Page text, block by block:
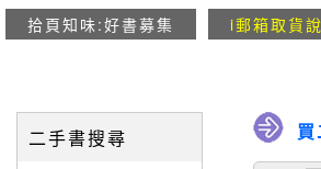
拾頁知味:好書募集 i郵箱取貨
二手書搜尋